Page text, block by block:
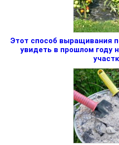
Этот способ выращивания
увидеть в прошлом году